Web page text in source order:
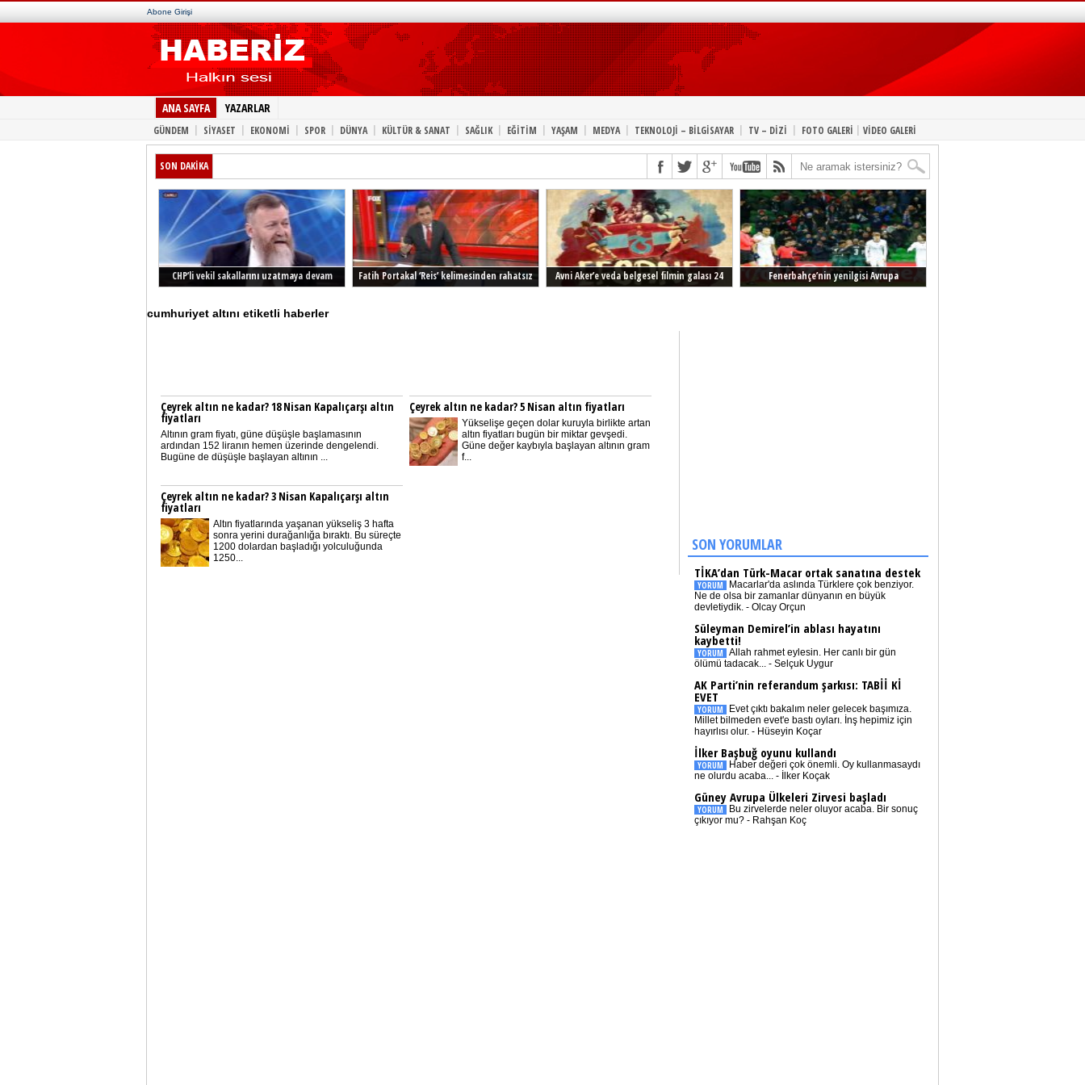
Abone Girişi
ANA SAYFA YAZARLAR
GÜNDEM | SİYASET | EKONOMİ | SPOR | DÜNYA | KÜLTÜR & SANAT | SAĞLIK | EĞİTİM | YAŞAM | MEDYA | TEKNOLOJİ – BİLGİSAYAR | TV – DİZİ | FOTO GALERİ | VİDEO GALERİ
SON DAKİKA
CHP’li vekil sakallarını uzatmaya devam
Fatih Portakal ‘Reis’ kelimesinden rahatsız
Avni Aker’e veda belgesel filmin galası 24
Fenerbahçe’nin yenilgisi Avrupa
cumhuriyet altını etiketli haberler
Çeyrek altın ne kadar? 18 Nisan Kapalıçarşı altın
fiyatları
Altının gram fiyatı, güne düşüşle başlamasının
ardından 152 liranın hemen üzerinde dengelendi.
Bugüne de düşüşle başlayan altının ...
Çeyrek altın ne kadar? 5 Nisan altın fiyatları
Yükselişe geçen dolar kuruyla birlikte artan
altın fiyatları bugün bir miktar gevşedi.
Güne değer kaybıyla başlayan altının gram
f...
Çeyrek altın ne kadar? 3 Nisan Kapalıçarşı altın
fiyatları
Altın fiyatlarında yaşanan yükseliş 3 hafta
sonra yerini durağanlığa bıraktı. Bu süreçte
1200 dolardan başladığı yolculuğunda
1250...
SON YORUMLAR
TİKA’dan Türk-Macar ortak sanatına destek
YORUM
Macarlar'da aslında Türklere çok benziyor.
Ne de olsa bir zamanlar dünyanın en büyük
devletiydik. - Olcay Orçun
Süleyman Demirel’in ablası hayatını
kaybetti!
YORUM Allah rahmet eylesin. Her canlı bir gün
ölümü tadacak... - Selçuk Uygur
AK Parti’nin referandum şarkısı: TABİİ Kİ
EVET
YORUM
Evet çıktı bakalım neler gelecek başımıza.
Millet bilmeden evet'e bastı oyları. İnş hepimiz için
hayırlısı olur. - Hüseyin Koçar
İlker Başbuğ oyunu kullandı
YORUM
Haber değeri çok önemli. Oy kullanmasaydı
ne olurdu acaba... - İlker Koçak
Güney Avrupa Ülkeleri Zirvesi başladı
YORUM
Bu zirvelerde neler oluyor acaba. Bir sonuç
çıkıyor mu? - Rahşan Koç